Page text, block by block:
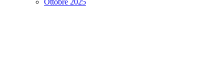
Ottobre 2025